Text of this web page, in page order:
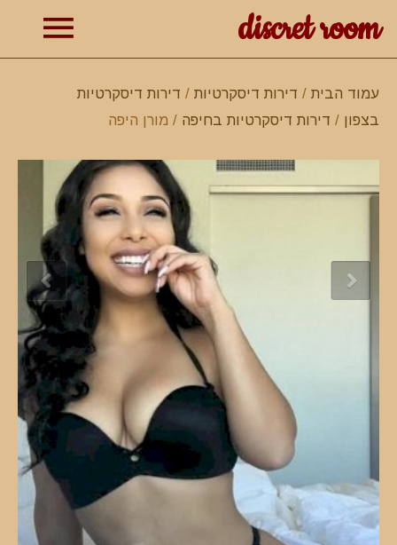
discret room
עמוד הבית / דירות דיסקרטיות / דירות דיסקרטיות
בצפון / דירות דיסקרטיות בחיפה / מורן היפה